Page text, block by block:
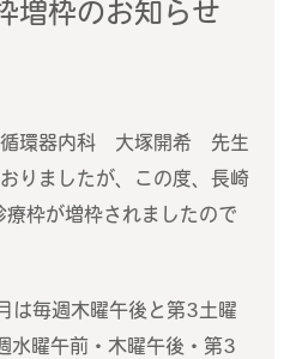
増枠のお知らせ
環器内科 大塚開希 先生
りましたが、この度、長崎
枠が増枠されましたので
は毎週木曜午後と第3土曜
水曜午前・木曜午後・第3